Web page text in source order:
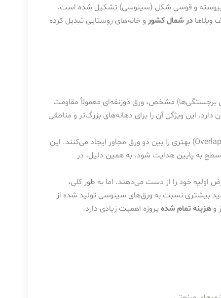
پیوسته و قوسی شکل (سینوسی) تشکیل شده است.
ویلاها در شمال کشور و خانه‌های روستایی تبدیل کرده
برجستگی‌ها) مشخص، ورق ذوزنقه‌ای معمولاً مقاومت
این ویژگی آن را برای دهانه‌های بزرگ‌تر و مناطقی
موج‌های نرم و گرد ورق سینوسی، همپوشانی (Overlap) بهتری را بین دو ورق مجاور ایجاد می‌کنند. این
به پایین هدایت شود. به همین دلیل، در
اولیه خود را از دست می‌دهند. اما به طور کلی،
بیشتری نسبت به ورق‌های سینوسی تولید شده از
و هزینه تمام شده پروژه اهمیت زیادی دارد.